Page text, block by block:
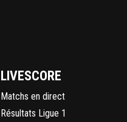
LIVESCORE
Matchs en direct
Résultats Ligue 1